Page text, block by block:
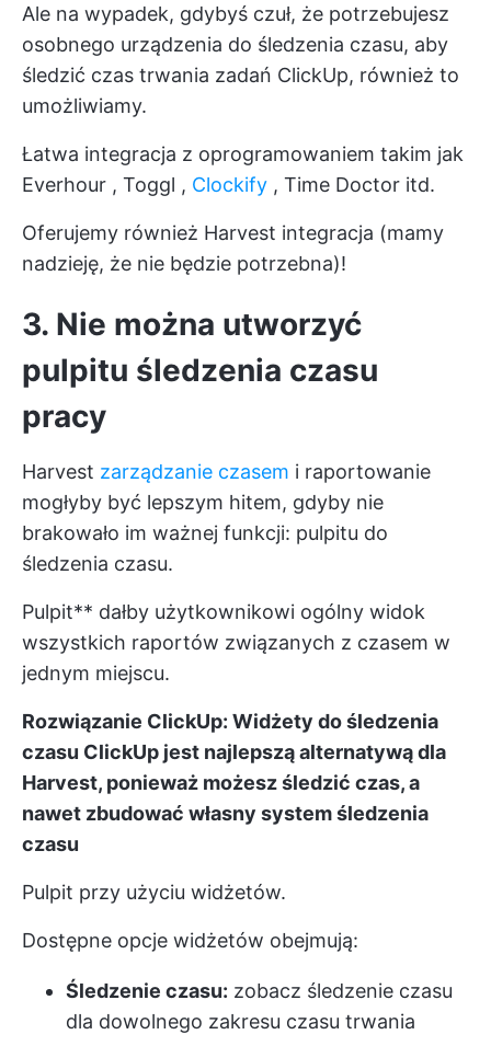
Ale na wypadek, gdybyś czuł, że potrzebujesz
osobnego urządzenia do śledzenia czasu, aby
śledzić czas trwania zadań ClickUp, również to
umożliwiamy.
Łatwa integracja z oprogramowaniem takim jak
Everhour , Toggl , Clockify , Time Doctor itd.
Oferujemy również Harvest integracja (mamy
nadzieję, że nie będzie potrzebna)!
3. Nie można utworzyć
pulpitu śledzenia czasu
pracy
Harvest zarządzanie czasem i raportowanie
mogłyby być lepszym hitem, gdyby nie
brakowało im ważnej funkcji: pulpitu do
śledzenia czasu.
Pulpit** dałby użytkownikowi ogólny widok
wszystkich raportów związanych z czasem w
jednym miejscu.
Rozwiązanie ClickUp: Widżety do śledzenia
czasu ClickUp jest najlepszą alternatywą dla
Harvest, ponieważ możesz śledzić czas, a
nawet zbudować własny system śledzenia
czasu
Pulpit przy użyciu widżetów.
Dostępne opcje widżetów obejmują:
Śledzenie czasu: zobacz śledzenie czasu
dla dowolnego zakresu czasu trwania